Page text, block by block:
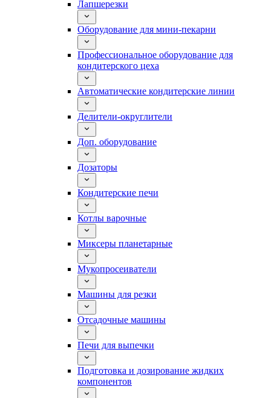
Лапшерезки
Оборудование для мини-пекарни
Профессиональное оборудование для
кондитерского цеха
Автоматические кондитерские линии
Делители-округлители
Доп. оборудование
Дозаторы
Кондитерские печи
Котлы варочные
Миксеры планетарные
Мукопросеиватели
Машины для резки
Отсадочные машины
Печи для выпечки
Подготовка и дозирование жидких
компонентов